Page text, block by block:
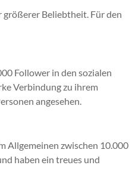
Beliebtheit. Für den
Follower in den sozialen
Verbindung zu ihrem
angesehen.
Allgemeinen zwischen 10.000
haben ein treues und